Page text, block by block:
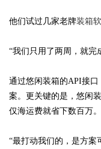
他们试过几家老牌装箱
“我们只用了两周，就完
通过悠闲装箱的API接
案。更关键的是，悠闲
仅海运费就省下数百万。
“最打动我们的，是方案